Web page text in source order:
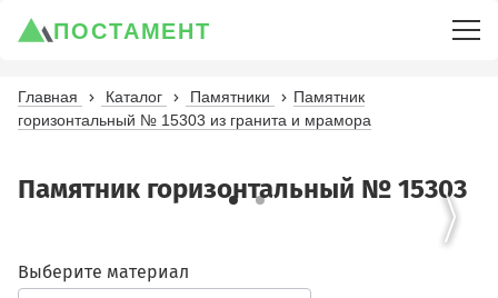
ПОСТАМЕНТ
Главная Каталог Памятники
Памятник
горизонтальный № 15303 из гранита и мрамора
Памятник горизонтальный № 15303
Выберите материал